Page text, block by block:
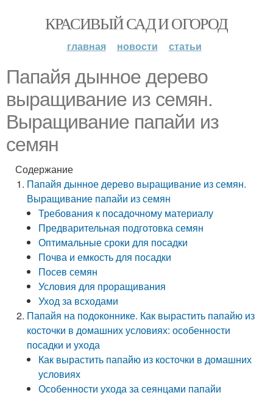
КРАСИВЫЙ САД И ОГОРОД
главная новости статьи
Папайя дынное дерево
выращивание из семян.
Выращивание папайи из
семян
Содержание
Папайя дынное дерево выращивание из семян.
Выращивание папайи из семян
Требования к посадочному материалу
Предварительная подготовка семян
Оптимальные сроки для посадки
Почва и емкость для посадки
Посев семян
Условия для проращивания
Уход за всходами
Папайя на подоконнике. Как вырастить папайю из
косточки в домашних условиях: особенности
посадки и ухода
Как вырастить папайю из косточки в домашних
условиях
Особенности ухода за сеянцами папайи